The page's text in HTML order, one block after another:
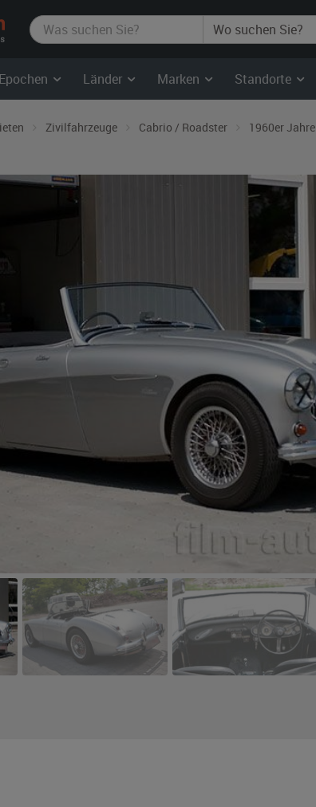
film-
autos.com
Epochen Länder Marken Standorte
Zivilfahrzeuge Cabrio / Roadster 1960er Jahre